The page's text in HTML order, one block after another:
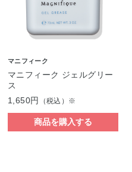
マニフィーク
マニフィーク ジェルグリー
ス
1,650円
（税込）※
商品を購入する